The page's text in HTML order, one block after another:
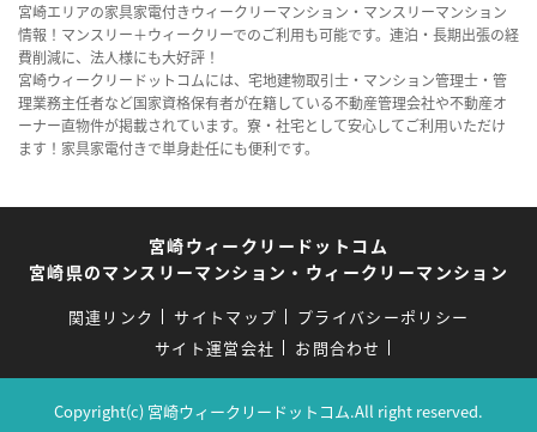
宮崎エリアの家具家電付きウィークリーマンション・マンスリーマンション
情報！マンスリー＋ウィークリーでのご利用も可能です。連泊・長期出張の経
費削減に、法人様にも大好評！
宮崎ウィークリードットコムには、宅地建物取引士・マンション管理士・管
理業務主任者など国家資格保有者が在籍している不動産管理会社や不動産オ
ーナー直物件が掲載されています。寮・社宅として安心してご利用いただけ
ます！家具家電付きで単身赴任にも便利です。
宮崎ウィークリードットコム
宮崎県のマンスリーマンション・ウィークリーマンション
関連リンク サイトマップ
プライバシーポリシー
サイト運営会社
お問合わせ
Copyright(c) 宮崎ウィークリードットコム.All right reserved.